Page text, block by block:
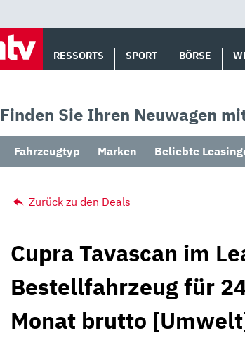
RESSORTS SPORT BÖRSE
Finden Sie Ihren Neuwagen
Fahrzeugtyp Marken Beliebte
Zurück zu den Deals
Cupra Tavascan im
Bestellfahrzeug für
Monat brutto